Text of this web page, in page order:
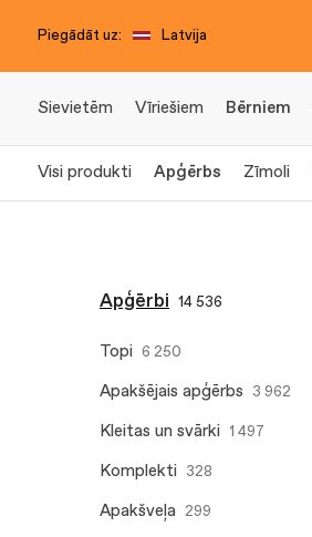
Piegādāt uz: Latvija
Sievietēm Vīriešiem Bērniem
Visi produkti Apģērbs Zīmoli
Apģērbi 14 536
Topi 6 250
Apakšējais apģērbs 3 962
Kleitas un svārki 1 497
Komplekti 328
Apakšveļa 299